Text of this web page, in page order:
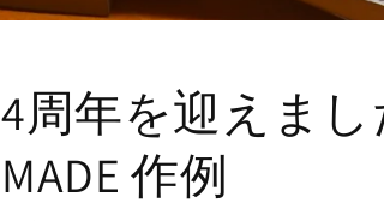
4周年を迎えまし
MADE 作例